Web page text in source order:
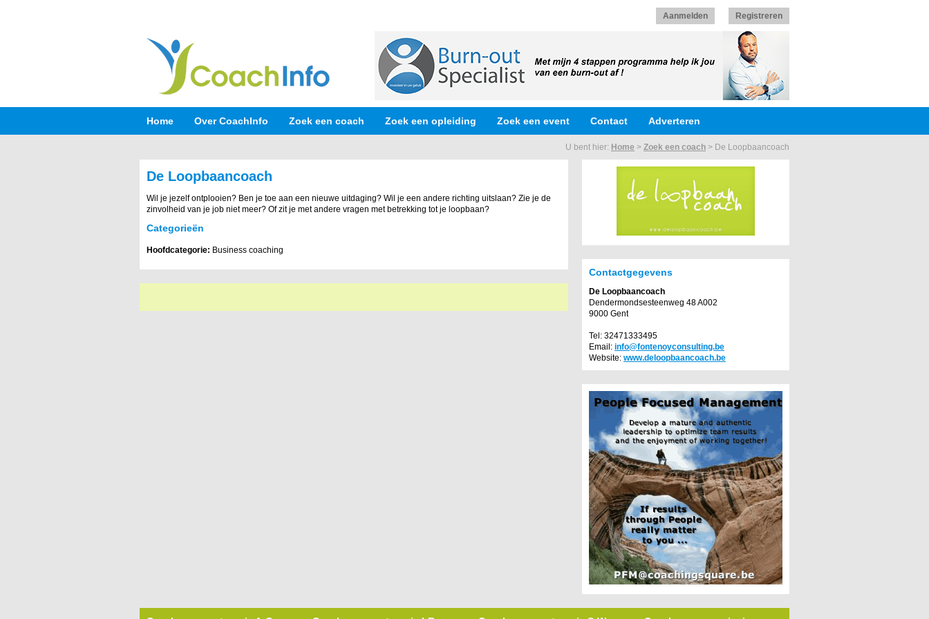
Aanmelden Registreren
Home Over CoachInfo Zoek een coach Zoek een opleiding Zoek een event Contact Adverteren
U bent hier: Home > Zoek een coach > De Loopbaancoach
De Loopbaancoach
Wil je jezelf ontplooien? Ben je toe aan een nieuwe uitdaging? Wil je een andere richting uitslaan? Zie je de
zinvolheid van je job niet meer? Of zit je met andere vragen met betrekking tot je loopbaan?
Categorieën
Hoofdcategorie: Business coaching
Contactgegevens
De Loopbaancoach
Dendermondsesteenweg 48 A002
9000 Gent
Tel: 32471333495
Email: info@fontenoyconsulting.be
Website: www.deloopbaancoach.be